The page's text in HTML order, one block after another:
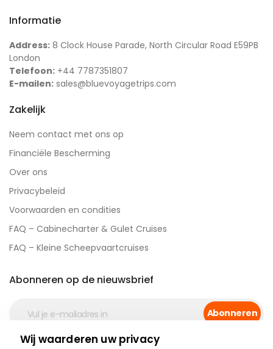
Informatie
Address: 8 Clock House Parade, North Circular Road E59PB
London
Telefoon: +44 7787351807
E-mailen: sales@bluevoyagetrips.com
Zakelijk
Neem contact met ons op
Financiële Bescherming
Over ons
Privacybeleid
Voorwaarden en condities
FAQ – Cabinecharter & Gulet Cruises
FAQ – Kleine Scheepvaartcruises
Abonneren op de nieuwsbrief
Abonneren
Wij waarderen uw privacy